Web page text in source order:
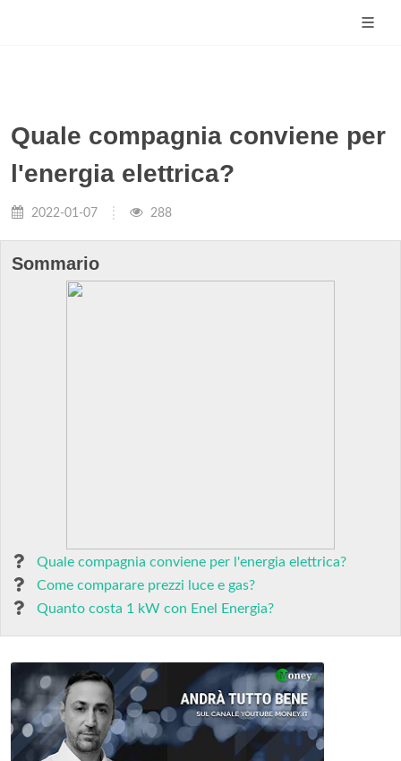
Quale compagnia conviene per
l'energia elettrica?
2022-01-07 288
Sommario
Quale compagnia conviene per l'energia elettrica?
Come comparare prezzi luce e gas?
Quanto costa 1 kW con Enel Energia?